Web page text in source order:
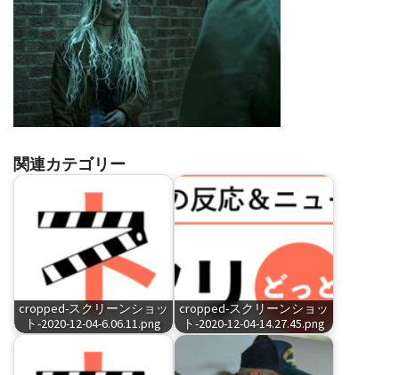
関連カテゴリー
cropped-スクリーンショッ
ト-2020-12-04-6.06.11.png
cropped-スクリーンショッ
ト-2020-12-04-14.27.45.png